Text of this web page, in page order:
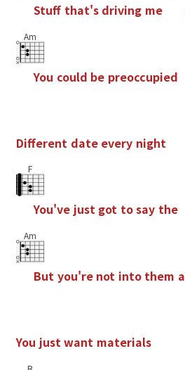
Stuf that's driving me
Am
You could be preoccupied
Diferent date every night
F
You've just got tosay the
Am
But you're not into them a
You justwant materials